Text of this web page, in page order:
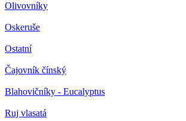
Olivovníky
Oskeruše
Ostatní
Čajovník čínský
Blahovičníky - Eucalyptus
Ruj vlasatá